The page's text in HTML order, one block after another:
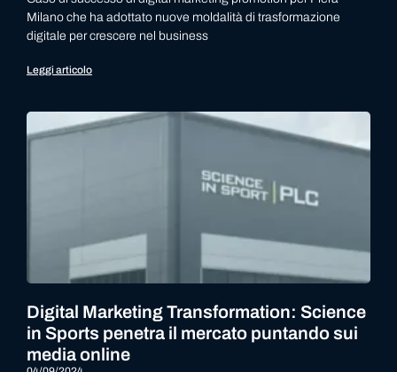
Milano che ha adottato nuove moldalità di trasformazione
digitale per crescere nel business
Leggi articolo
Digital Marketing Transformation: Science
in Sports penetra il mercato puntando sui
media online